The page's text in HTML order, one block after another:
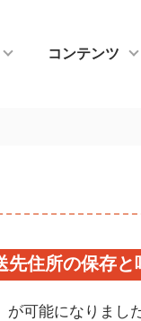
コンテンツ
先住所の保存と
可能になりま